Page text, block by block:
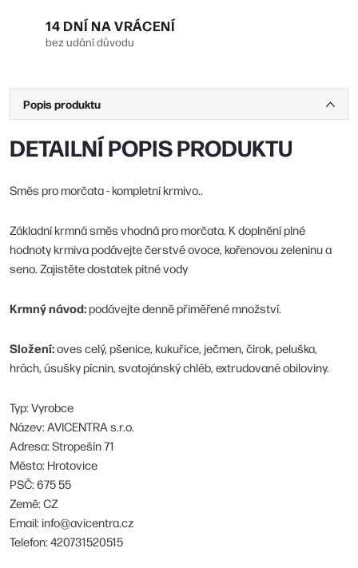
14 DNÍ NA VRÁCENÍ
bez udání důvodu
Popis produktu
DETAILNÍ POPIS PRODUKTU
Směs pro morčata - kompletní krmivo..
Základní krmná směs vhodná pro morčata. K doplnění plné
hodnoty krmiva podávejte čerstvé ovoce, kořenovou zeleninu a
seno. Zajistěte dostatek pitné vody
Krmný návod:podávejte denně přiměřené množství.
Složení:oves celý, pšenice, kukuřice, ječmen, čirok, peluška,
hrách, úsušky pícnin, svatojánský chléb, extrudované obiloviny.
Typ: Vyrobce
Název: AVICENTRA s.r.o.
Adresa: Stropešín 71
Město: Hrotovice
PSČ: 675 55
Země: CZ
Email: info@avicentra.cz
Telefon: 420731520515